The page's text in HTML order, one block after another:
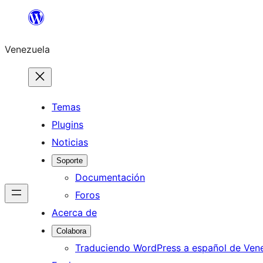
Saltar
contenido
Venezuela
Temas
Plugins
Noticias
Soporte
Documentación
Foros
Acerca de
Colabora
Traduciendo WordPress a español de